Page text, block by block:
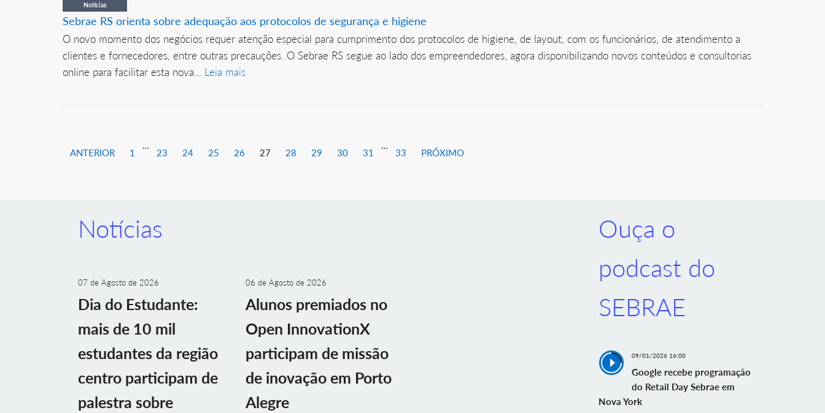
Notícias
Sebrae RS orienta sobre adequação aos protocolos de segurança e higiene
O novo momento dos negócios requer atenção especial para cumprimento dos protocolos de higiene, de layout, com os funcionários, de atendimento a
clientes e fornecedores, entre outras precauções. O Sebrae RS segue ao lado dos empreendedores, agora disponibilizando novos conteúdos e consultorias
online para facilitar esta nova... Leia mais
ANTERIOR 1
…
23 24 25 26 27 28 29 30 31
…
33 PRÓXIMO
Notícias
07 de Agosto de 2026
Dia do Estudante:
mais de 10 mil
estudantes da região
centro participam de
palestra sobre
06 de Agosto de 2026
Alunos premiados no
Open InnovationX
participam de missão
de inovação em Porto
Alegre
Ouça o
podcast do
SEBRAE
09/01/2026 16:00
Google recebe programação
do Retail Day Sebrae em
Nova York